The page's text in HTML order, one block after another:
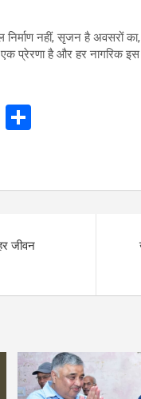
निर्माण नहीं, सृजन है
प्रेरणा है और हर नागरिक इस
C
Li
k
e
जीवन